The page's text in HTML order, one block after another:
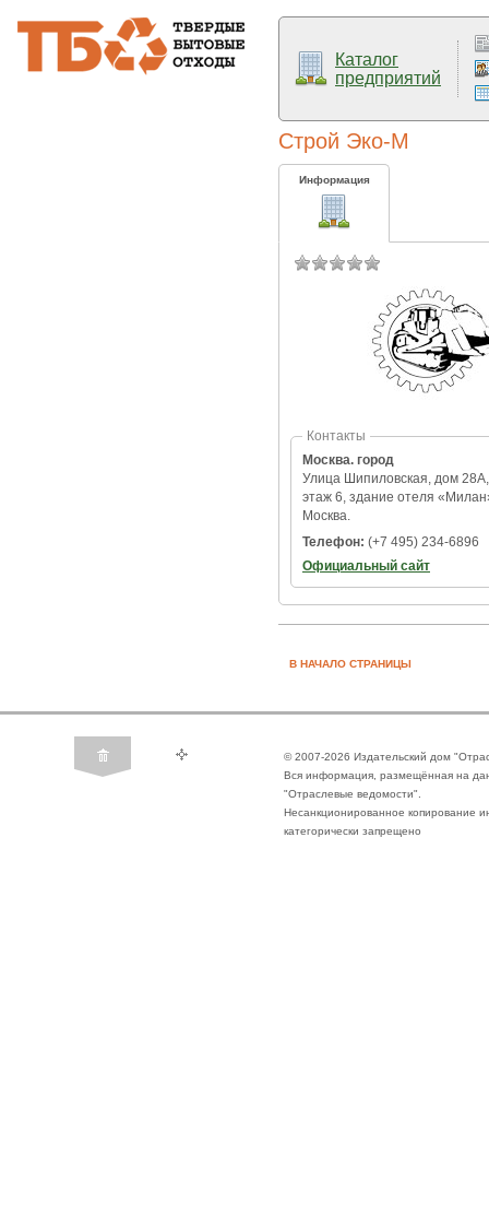
Каталог
предприятий
Строй Эко-М
Информация
Контакты
Москва. город
Улица Шипиловская, дом
этаж 6, здание отеля
Москва.
Телефон: (+7 495) 234-6896
Официальный сайт
В НАЧАЛО СТРАНИЦЫ
© 2007-2026 Издательский дом
Вся информация, размещённая на
"Отраслевые ведомости".
Несанкционированное копирование
категорически запрещено